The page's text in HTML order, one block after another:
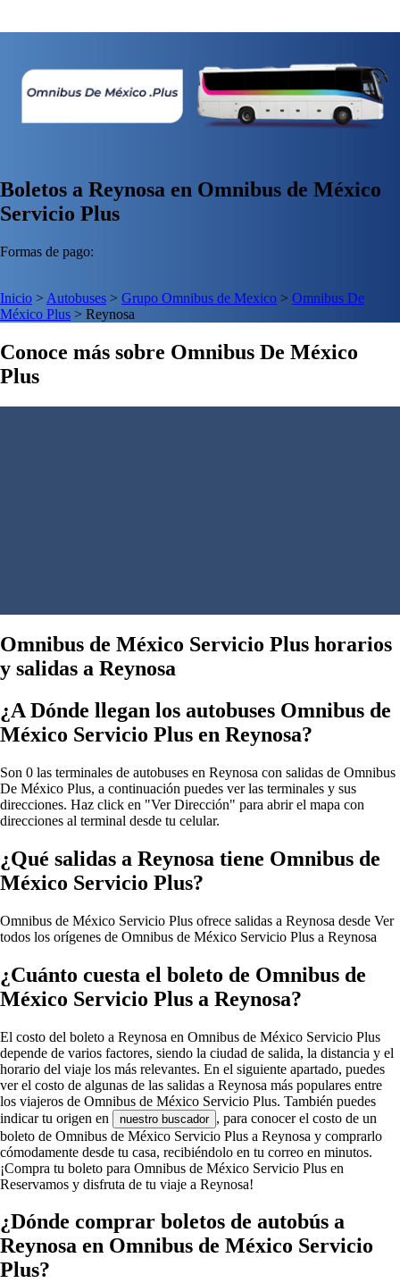
Boletos a Reynosa en Omnibus de México
Servicio Plus
Formas de pago:
Inicio > Autobuses > Grupo Omnibus de Mexico > Omnibus De
México Plus > Reynosa
Conoce más sobre Omnibus De México
Plus
Omnibus de México Servicio Plus horarios
y salidas a Reynosa
¿A Dónde llegan los autobuses Omnibus de
México Servicio Plus en Reynosa?
Son 0 las terminales de autobuses en Reynosa con salidas de Omnibus
De México Plus, a continuación puedes ver las terminales y sus
direcciones. Haz click en "Ver Dirección" para abrir el mapa con
direcciones al terminal desde tu celular.
¿Qué salidas a Reynosa tiene Omnibus de
México Servicio Plus?
Omnibus de México Servicio Plus ofrece salidas a Reynosa desde Ver
todos los orígenes de Omnibus de México Servicio Plus a Reynosa
¿Cuánto cuesta el boleto de Omnibus de
México Servicio Plus a Reynosa?
El costo del boleto a Reynosa en Omnibus de México Servicio Plus
depende de varios factores, siendo la ciudad de salida, la distancia y el
horario del viaje los más relevantes. En el siguiente apartado, puedes
ver el costo de algunas de las salidas a Reynosa más populares entre
los viajeros de Omnibus de México Servicio Plus. También puedes
indicar tu origen en
nuestro buscador , para conocer el costo de un
boleto de Omnibus de México Servicio Plus a Reynosa y comprarlo
cómodamente desde tu casa, recibiéndolo en tu correo en minutos.
¡Compra tu boleto para Omnibus de México Servicio Plus en
Reservamos y disfruta de tu viaje a Reynosa!
¿Dónde comprar boletos de autobús a
Reynosa en Omnibus de México Servicio
Plus?